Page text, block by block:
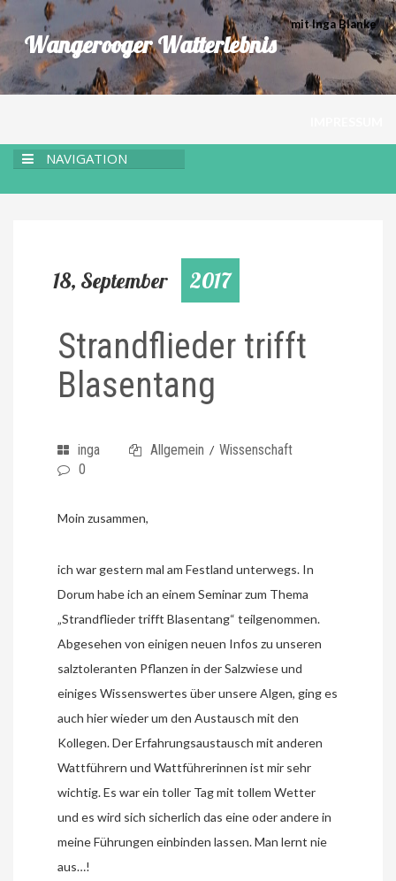
Wangerooger Watterlebnis
mit Inga Blanke
NAVIGATION
18, September 2017
Strandflieder trifft
Blasentang
inga Allgemein / Wissenschaft
0
Moin zusammen,
ich war gestern mal am Festland unterwegs. In
Dorum habe ich an einem Seminar zum Thema
„Strandflieder trifft Blasentang“ teilgenommen.
Abgesehen von einigen neuen Infos zu unseren
salztoleranten Pflanzen in der Salzwiese und
einiges Wissenswertes über unsere Algen, ging es
auch hier wieder um den Austausch mit den
Kollegen. Der Erfahrungsaustausch mit anderen
Wattführern und Wattführerinnen ist mir sehr
wichtig. Es war ein toller Tag mit tollem Wetter
und es wird sich sicherlich das eine oder andere in
meine Führungen einbinden lassen. Man lernt nie
aus…!